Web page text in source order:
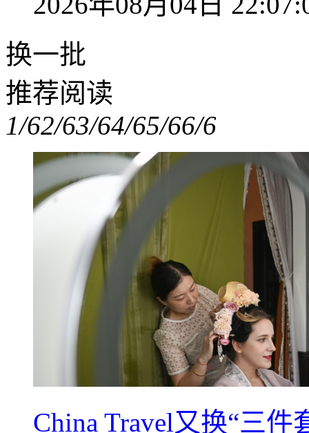
换一批
推荐阅读
1/62/63/64/65/66/6
China Travel又换“三